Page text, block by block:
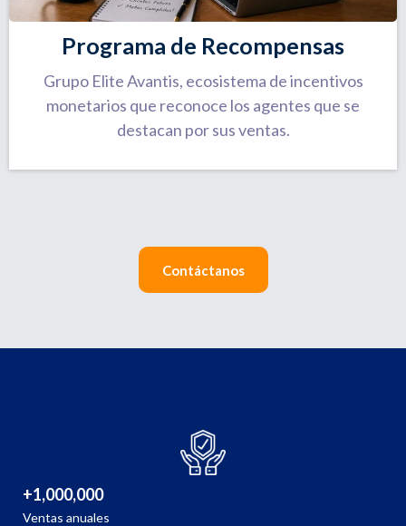
Programa de Recompensas
Grupo Elite Avantis, ecosistema de incentivos
monetarios que reconoce los agentes que se
destacan por sus ventas.
Contáctanos
+1,000,000
Ventas anuales